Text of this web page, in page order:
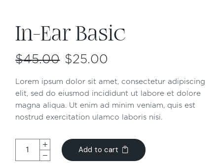
In-Ear Basic
$45.00 $25.00
Lorem ipsum dolor sit amet, consectetur adipiscing
elit, sed do eiusmod incididunt ut labore et dolore
magna aliqua. Ut enim ad minim veniam, quis est
nostrud exercitation ulamco laboris nisi.
Add to cart